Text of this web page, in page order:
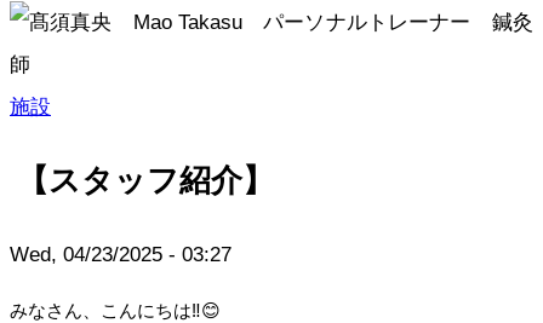
施設
【スタッフ紹介】
Wed, 04/23/2025 - 03:27
みなさん、こんにちは‼😊